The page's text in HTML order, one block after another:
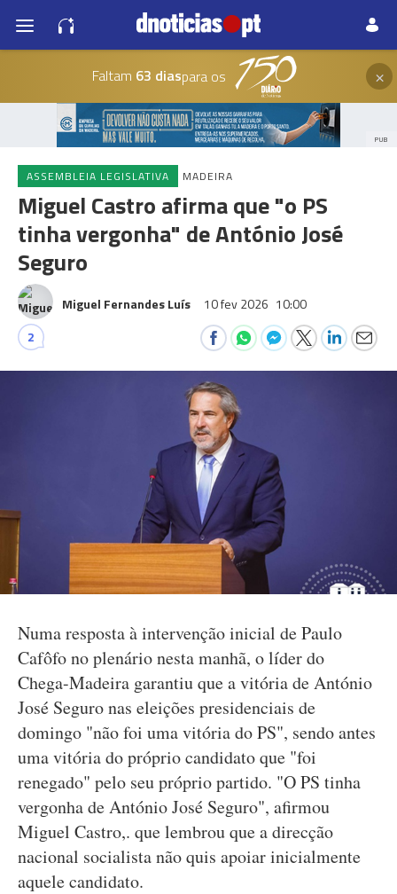
Faltam 63 diaspara os ×
PUB
ASSEMBLEIA LEGISLATIVA MADEIRA
Miguel Castro afirma que "o PS
tinha vergonha" de António José
Seguro
Miguel Fernandes Luís 10 fev 2026 10:00
2
Numa resposta à intervenção inicial de Paulo
Cafôfo no plenário nesta manhã, o líder do
Chega-Madeira garantiu que a vitória de António
José Seguro nas eleições presidenciais de
domingo "não foi uma vitória do PS", sendo antes
uma vitória do próprio candidato que "foi
renegado" pelo seu próprio partido. "O PS tinha
vergonha de António José Seguro", afirmou
Miguel Castro,. que lembrou que a direcção
nacional socialista não quis apoiar inicialmente
aquele candidato.